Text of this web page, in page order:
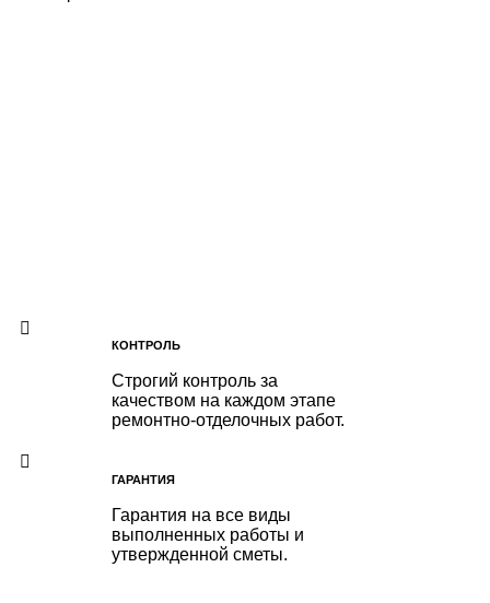
КОНТРОЛЬ
Строгий контроль за
качеством на каждом этапе
ремонтно-отделочных работ.
ГАРАНТИЯ
Гарантия на все виды
выполненных работы и
утвержденной сметы.